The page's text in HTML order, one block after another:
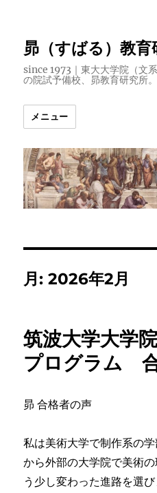
昴（すばる）教育
since 1973｜東大大学院（文
の院試予備校、昴教育研究所。
メニュー
月:2026年2月
筑波大学大学
プログラム
昴 合格者の声
私は美術大学で制作系の
から外部の大学院で美術
う少し変わった進路を選